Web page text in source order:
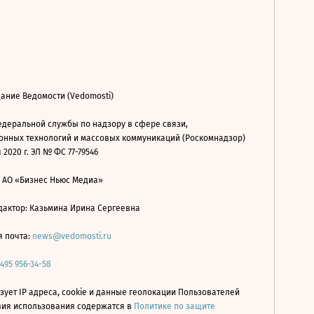
Ведомости (Vedomosti)
службы по надзору в сфере связи,
технологий и массовых коммуникаций (Роскомнадзор)
2020 г. ЭЛ № ФС 77-79546
АО «Бизнес Ньюс Медиа»
Казьмина Ирина Сергеевна
почта: news@vedomosti.ru
495 956-34-58
IP адреса, cookie и данные геолокации Пользователей
использования содержатся в Политике по защите